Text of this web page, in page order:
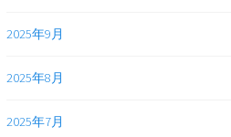
2025年9月
2025年8月
2025年7月